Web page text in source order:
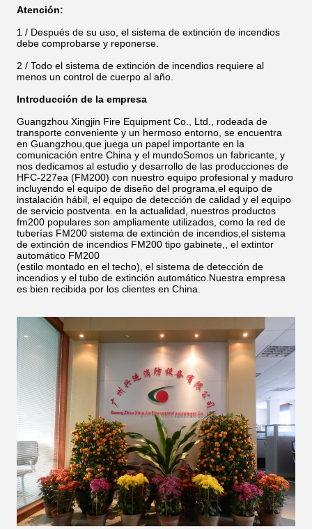
Atención:
1 / Después de su uso, el sistema de extinción de incendios
debe comprobarse y reponerse.
2 / Todo el sistema de extinción de incendios requiere al
menos un control de cuerpo al año.
Introducción de la empresa
Guangzhou Xingjin Fire Equipment Co., Ltd., rodeada de
transporte conveniente y un hermoso entorno, se encuentra
en Guangzhou,que juega un papel importante en la
comunicación entre China y el mundoSomos un fabricante, y
nos dedicamos al estudio y desarrollo de las producciones de
HFC-227ea (FM200) con nuestro equipo profesional y maduro
incluyendo el equipo de diseño del programa,el equipo de
instalación hábil, el equipo de detección de calidad y el equipo
de servicio postventa. en la actualidad, nuestros productos
fm200 populares son ampliamente utilizados, como la red de
tuberías FM200 sistema de extinción de incendios,el sistema
de extinción de incendios FM200 tipo gabinete,, el extintor
automático FM200
(estilo montado en el techo), el sistema de detección de
incendios y el tubo de extinción automático.Nuestra empresa
es bien recibida por los clientes en China.